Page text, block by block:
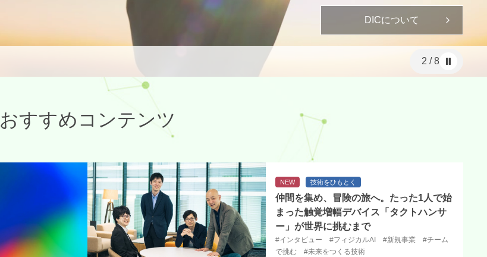
DICについて
3 /8
おすすめコンテンツ
NEW 技術をひもとく
仲間を集め、冒険の旅へ。たった1人で始
まった触覚増幅デバイス「タクトハンサ
ー」が世界に挑むまで
#インタビュー #フィジカルAI #新規事業 #チーム
で挑む #未来をつくる技術